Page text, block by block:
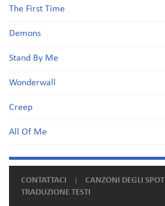
The First Time
Demons
Stand By Me
Wonderwall
Creep
All Of Me
CONTATTACI
CANZONI DEGLI SPOT
TRADUZIONE TESTI